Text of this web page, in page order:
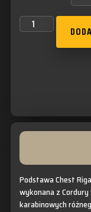
Podstawa Chest
wykonana z
karabinowych